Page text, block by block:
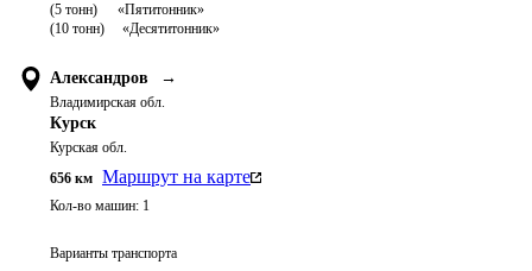
(5 тонн)	   «Пятитонник»
Александров →
Владимирская обл.
Курск
Курская обл.
656 км Маршрут на карте
Кол-во машин: 1
Варианты транспорта